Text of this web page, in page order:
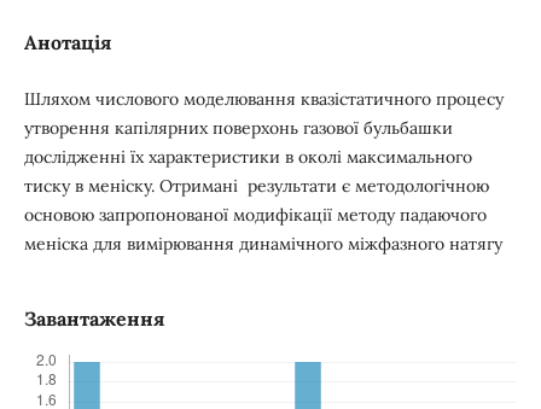
Анотація
Шляхом числового моделювання квазістатичного процесу
утворення капілярних поверхонь газової бульбашки
дослідженні їх характеристики в околі максимального
тиску в меніску. Отримані результати є методологічною
основою запропонованої модифікації методу падаючого
меніска для вимірювання динамічного міжфазного натягу
Завантаження